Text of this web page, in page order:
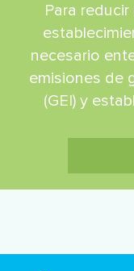
Para
necesario
emisiones de
(GEI) y